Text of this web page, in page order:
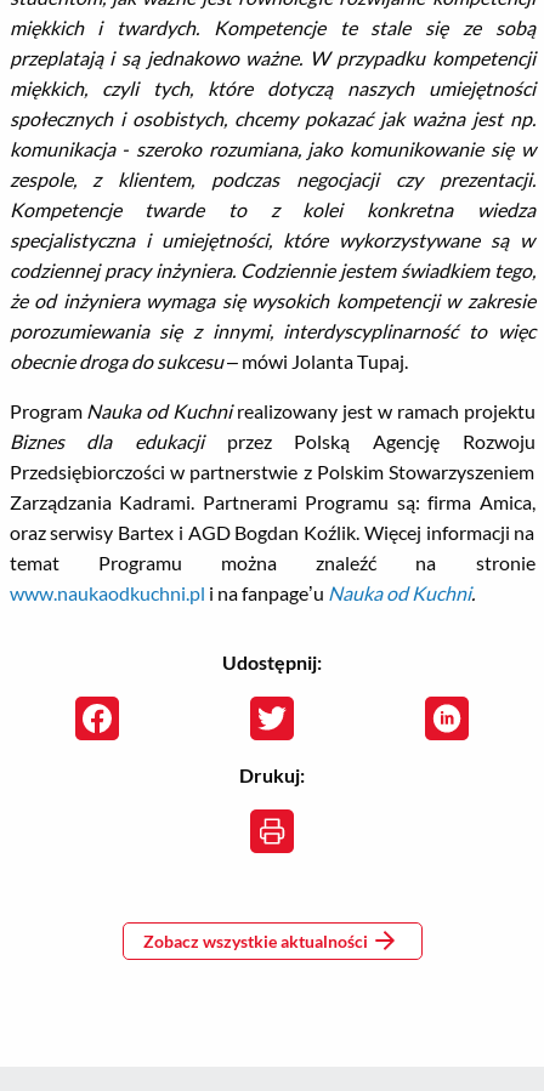
miękkich i twardych. Kompetencje te stale się ze sobą
przeplatają i są jednakowo ważne. W przypadku kompetencji
miękkich, czyli tych, które dotyczą naszych umiejętności
społecznych i osobistych, chcemy pokazać jak ważna jest np.
komunikacja - szeroko rozumiana, jako komunikowanie się w
zespole, z klientem, podczas negocjacji czy prezentacji.
Kompetencje twarde to z kolei konkretna wiedza
specjalistyczna i umiejętności, które wykorzystywane są w
codziennej pracy inżyniera. Codziennie jestem świadkiem tego,
że od inżyniera wymaga się wysokich kompetencji w zakresie
porozumiewania się z innymi, interdyscyplinarność to więc
obecnie droga do sukcesu– mówi Jolanta Tupaj.
Program Nauka od Kuchnirealizowany jest w ramach projektu
Biznes dla edukacji przez Polską Agencję Rozwoju
Przedsiębiorczości w partnerstwie z Polskim Stowarzyszeniem
Zarządzania Kadrami. Partnerami Programu są: firma Amica,
oraz serwisy Bartex i AGD Bogdan Koźlik. Więcej informacji na
temat Programu można znaleźć na stronie
www.naukaodkuchni.pl i na fanpage’u Nauka od Kuchni.
Udostępnij:
Drukuj:
Zobacz wszystkie aktualności